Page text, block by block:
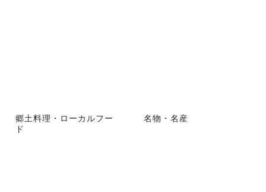
郷土料理・ローカルフー
ド
名物・名産